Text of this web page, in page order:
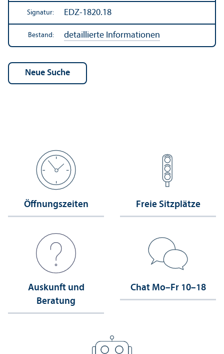
Signatur: EDZ-1820.18
Bestand: detaillierte Informationen
Öffnungs­zeiten Freie Sitzplätze
Auskunft und
Beratung
Chat Mo–Fr 10–18